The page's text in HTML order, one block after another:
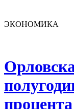
ЭКОНОМИКА
процента